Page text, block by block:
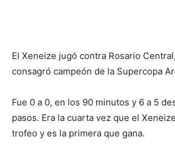
El Xeneize jugó contra Rosario
consagró campeón de la Supercopa
Fue 0 a 0, en los 90 minutos y 6 a 5
pasos. Era la cuarta vez que el
trofeo y es la primera que gana.